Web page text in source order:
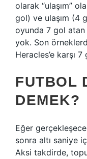
olarak “ulaşım”
gol) ve ulaşım (4
oyunda 7 gol
yok. Son
Heracles’e karşı
FUTBOL
DEMEK?
Eğer
sonra altı saniye
Aksi takdirde,